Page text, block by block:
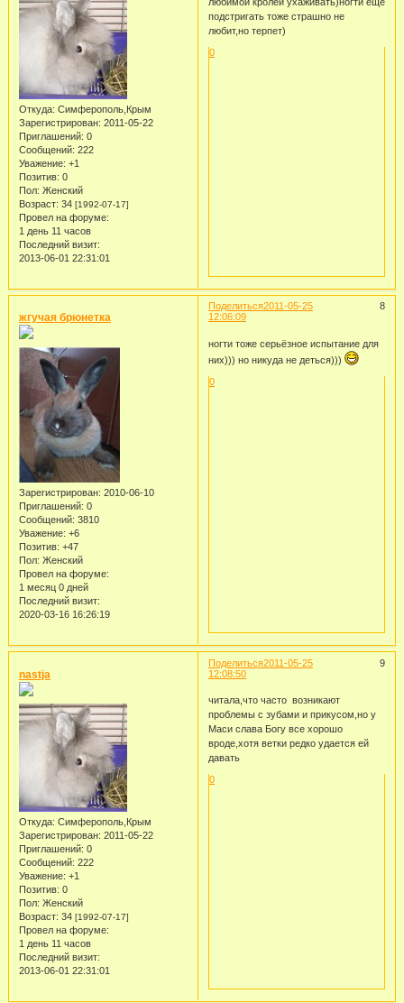
Откуда: Симферополь,Крым
Зарегистрирован: 2011-05-22
Приглашений: 0
Сообщений: 222
Уважение: +1
Позитив: 0
Пол: Женский
Возраст: 34 [1992-07-17]
Провел на форуме:
1 день 11 часов
Последний визит:
2013-06-01 22:31:01
подстригать тоже страшно не
любит,но терпет)
0
Поделиться 8
2011-05-25
12:06:09
жгучая брюнетка
Зарегистрирован: 2010-06-10
Приглашений: 0
Сообщений: 3810
Уважение: +6
Позитив: +47
Пол: Женский
Провел на форуме:
1 месяц 0 дней
Последний визит:
2020-03-16 16:26:19
ногти тоже серьёзное испытание для
них))) но никуда не деться)))
0
Поделиться 9
2011-05-25
12:08:50
nastja
Откуда: Симферополь,Крым
Зарегистрирован: 2011-05-22
Приглашений: 0
Сообщений: 222
Уважение: +1
Позитив: 0
Пол: Женский
Возраст: 34 [1992-07-17]
Провел на форуме:
1 день 11 часов
Последний визит:
2013-06-01 22:31:01
читала,что часто возникают
проблемы с зубами и прикусом,но у
Маси слава Богу все хорошо
вроде,хотя ветки редко удается ей
давать
0